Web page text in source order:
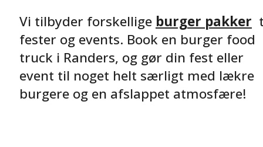
Vi tilbyder forskellige burger pakker
fester og events. Book en burger food
truck i Randers, og gør din fest eller
event til noget helt særligt med lækre
burgere og en afslappet atmosfære!